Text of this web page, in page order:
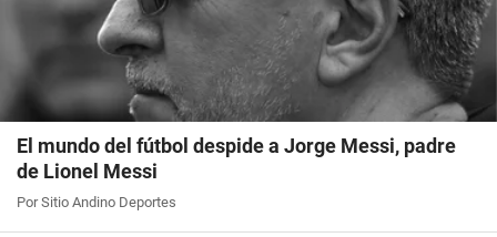
El mundo del fútbol despide a Jorge Messi, padre
de Lionel Messi
Por Sitio Andino Deportes